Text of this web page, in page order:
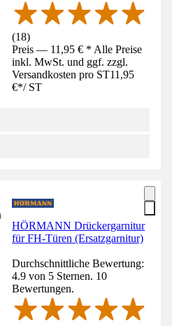
(18)
Preis — 11,95 € * Alle Preise
inkl. MwSt. und ggf. zzgl.
Versandkosten pro ST11,95
€*/ ST
HÖRMANN Drückergarnitur
für FH-Türen (Ersatzgarnitur)
Durchschnittliche Bewertung:
4.9 von 5 Sternen. 10
Bewertungen.